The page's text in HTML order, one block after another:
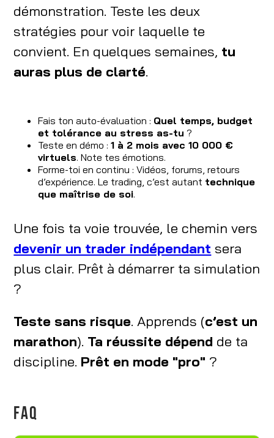
démonstration. Teste les deux
stratégies pour voir laquelle te
convient. En quelques semaines, tu
auras plus de clarté.
Fais ton auto-évaluation : Quel temps, budget
et tolérance au stress as-tu ?
Teste en démo :1 à 2 mois avec 10 000 €
virtuels. Note tes émotions.
Forme-toi en continu : Vidéos, forums, retours
d’expérience. Le trading, c’est autant technique
que maîtrise de soi.
Une fois ta voie trouvée, le chemin vers
devenir un trader indépendant sera
plus clair. Prêt à démarrer ta simulation
?
Teste sans risque. Apprends (c’est un
marathon). Ta réussite dépend de ta
discipline. Prêt en mode "pro" ?
FAQ